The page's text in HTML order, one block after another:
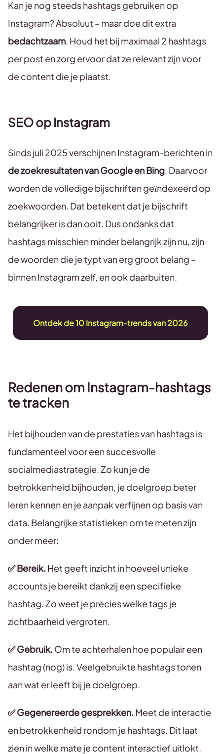
Kan je nog steeds hashtags gebruiken op
Instagram? Absoluut – maar doe dit extra
bedachtzaam. Houd het bij maximaal 2 hashtags
per post en zorg ervoor dat ze relevant zijn voor
de content die je plaatst.
SEO op Instagram
Sinds juli 2025 verschijnen Instagram-berichten in
de zoekresultaten van Google en Bing. Daarvoor
worden de volledige bijschriften geïndexeerd op
zoekwoorden. Dat betekent dat je bijschrift
belangrijker is dan ooit. Dus ondanks dat
hashtags misschien minder belangrijk zijn nu, zijn
de woorden die je typt van erg groot belang –
binnen Instagram zelf, en ook daarbuiten.
Ontdek de 10 Instagram-trends van 2026
Redenen om Instagram-hashtags
te tracken
Het bijhouden van de prestaties van hashtags is
fundamenteel voor een succesvolle
socialmediastrategie. Zo kun je de
betrokkenheid bijhouden, je doelgroep beter
leren kennen en je aanpak verfijnen op basis van
data. Belangrijke statistieken om te meten zijn
onder meer:
✅ Bereik. Het geeft inzicht in hoeveel unieke
accounts je bereikt dankzij een specifieke
hashtag. Zo weet je precies welke tags je
zichtbaarheid vergroten.
✅ Gebruik. Om te achterhalen hoe populair een
hashtag (nog) is. Veelgebruikte hashtags tonen
aan wat er leeft bij je doelgroep.
✅ Gegenereerde gesprekken. Meet de interactie
en betrokkenheid rondom je hashtags. Dit laat
zien in welke mate je content interactief uitlokt.